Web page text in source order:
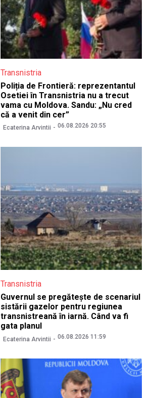
Transnistria
Poliția de Frontieră: reprezentantul
Osetiei în Transnistria nu a trecut
vama cu Moldova. Sandu: „Nu cred
că a venit din cer”
Ecaterina Arvintii 06.08.2026 20:55
Transnistria
Guvernul se pregătește de scenariul
sistării gazelor pentru regiunea
transnistreană în iarnă. Când va fi
gata planul
Ecaterina Arvintii 06.08.2026 11:59